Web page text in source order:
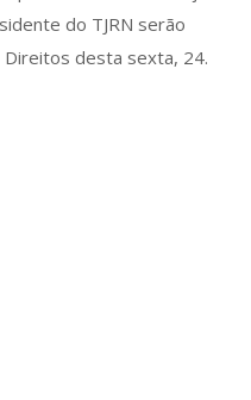
do TJRN serão
desta sexta, 24.